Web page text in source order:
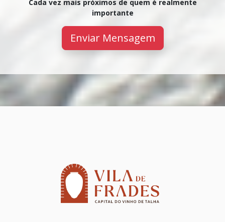
Cada vez mais próximos de quem é realmente
importante
Enviar Mensagem